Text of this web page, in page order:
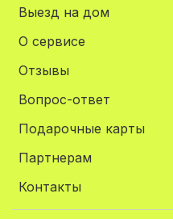
Выезд на дом
О сервисе
Отзывы
Вопрос-ответ
Подарочные карты
Партнерам
Контакты